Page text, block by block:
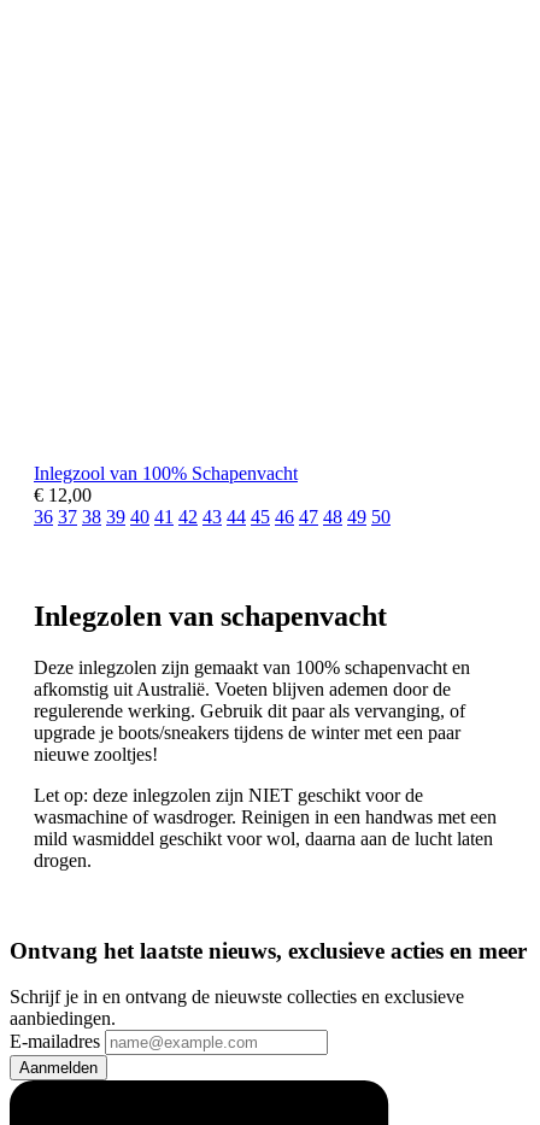
Inlegzool van 100% Schapenvacht
€ 12,00
36 37 38 39 40 41 42 43 44 45 46 47 48 49 50
Inlegzolen van schapenvacht
Deze inlegzolen zijn gemaakt van 100% schapenvacht en
afkomstig uit Australië. Voeten blijven ademen door de
regulerende werking. Gebruik dit paar als vervanging, of
upgrade je boots/sneakers tijdens de winter met een paar
nieuwe zooltjes!
Let op: deze inlegzolen zijn NIET geschikt voor de
wasmachine of wasdroger. Reinigen in een handwas met een
mild wasmiddel geschikt voor wol, daarna aan de lucht laten
drogen.
Ontvang het laatste nieuws, exclusieve acties en meer
Schrijf je in en ontvang de nieuwste collecties en exclusieve
aanbiedingen.
E-mailadres
Aanmelden